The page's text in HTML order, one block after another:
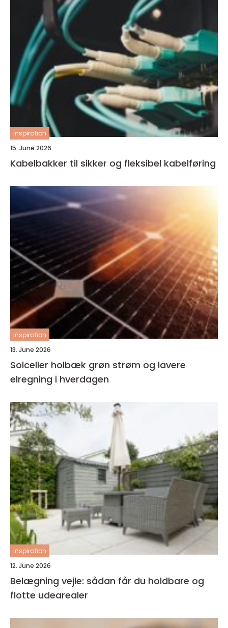
inspiration
15. June 2026
Kabelbakker til sikker og fleksibel kabelføring
inspiration
13. June 2026
Solceller holbæk grøn strøm og lavere
elregning i hverdagen
inspiration
12. June 2026
Belægning vejle: sådan får du holdbare og
flotte udearealer